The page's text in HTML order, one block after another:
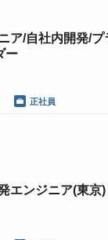
ア/自社内開発/プ
ー
正社員
エンジニア(東京)